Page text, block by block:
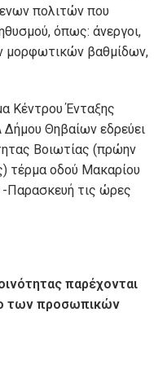
πολιτών που
όπως: άνεργοι,
μορφωτικών βαθμίδων,
Κέντρου Ένταξης
Θηβαίων εδρεύει
Βοιωτίας (πρώην
τέρμα οδού Μακαρίου
-Παρασκευή τις ώρες
παρέχονται
των προσωπικών